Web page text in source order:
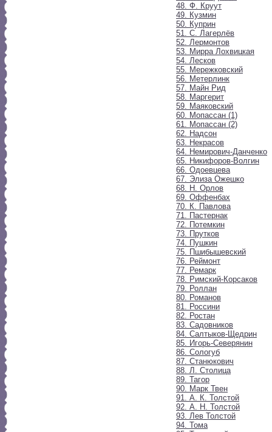
48. Ф. Круут
49. Кузмин
50. Куприн
51. С. Лагерлёв
52. Лермонтов
53. Мирра Лохвицкая
54. Лесков
55. Мережковский
56. Метерлинк
57. Майн Рид
58. Маргерит
59. Маяковский
60. Мопассан (1)
61. Мопассан (2)
62. Надсон
63. Некрасов
64. Немирович-Данченко
65. Никифоров-Волгин
66. Одоевцева
67. Элиза Ожешко
68. Н. Орлов
69. Оффенбах
70. К. Павлова
71. Пастернак
72. Потемкин
73. Прутков
74. Пушкин
75. Пшибышевский
76. Реймонт
77. Ремарк
78. Римский-Корсаков
79. Роллан
80. Романов
81. Россини
82. Ростан
83. Садовников
84. Салтыков-Щедрин
85. Игорь-Северянин
86. Сологуб
87. Станюкович
88. Л. Столица
89. Тагор
90. Марк Твен
91. А. К. Толстой
92. А. Н. Толстой
93. Лев Толстой
94. Тома